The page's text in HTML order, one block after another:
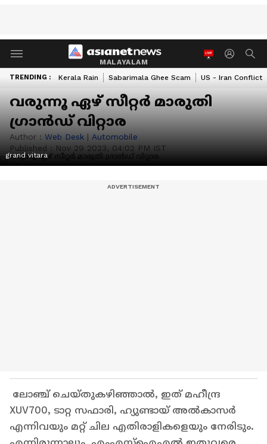
MALAYALAM
TRENDING : Kerala Rain Sabarimala Ghee Scam US - Iran Conflict
വരുന്നൂ ഏഴ് സീറ്റർ മാരുതി
ഗ്രാൻഡ് വിറ്റാര
Author : Web Desk | Automobile
Published : Nov 29 2023, 04:02 PM IST
grand vitara
ലോഞ്ച് ചെയ്‍തുകഴിഞ്ഞാൽ, ഇത് മഹീന്ദ്ര
XUV700, ടാറ്റ സഫാരി, ഹ്യുണ്ടായ് അൽകാസർ
എന്നിവയും മറ്റ് ചില എതിരാളികളെയും നേരിടും.